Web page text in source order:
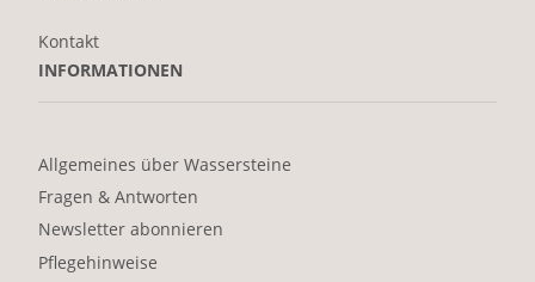
Kontakt
INFORMATIONEN
Allgemeines über Wassersteine
Fragen & Antworten
Newsletter abonnieren
Pflegehinweise